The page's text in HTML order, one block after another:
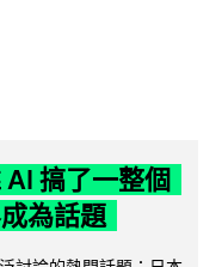
搞了一整個
為話題